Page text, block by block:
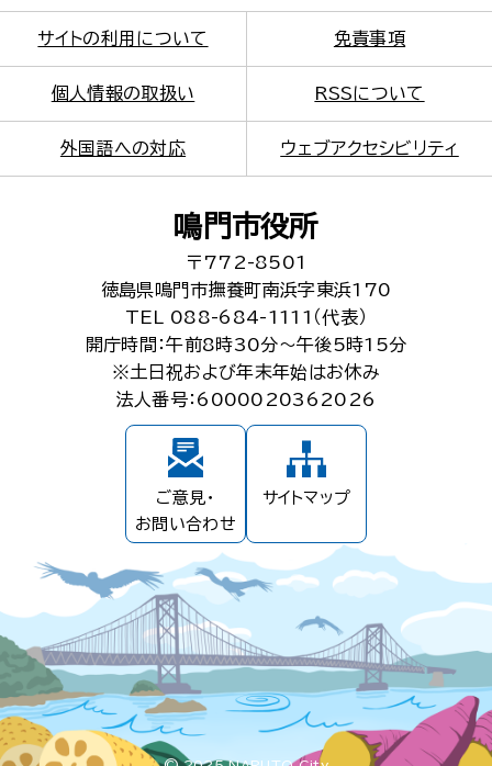
サイトの利用について 免責事項
個人情報の取扱い RSSについて
外国語への対応 ウェブアクセシビリティ
鳴門市役所
〒772-8501
徳島県鳴門市撫養町南浜字東浜170
TEL 088-684-1111（代表）
開庁時間：午前8時30分～午後5時15分
※土日祝および年末年始はお休み
法人番号：6000020362026
ご意見・
お問い合わせ
サイトマップ